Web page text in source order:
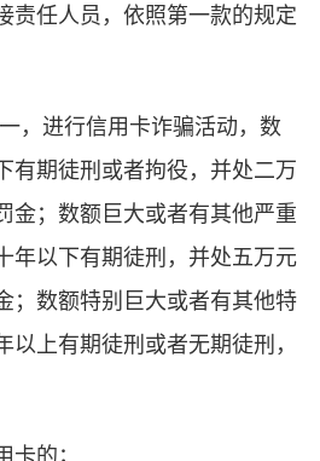
责任人员，依照第一款的规定
，进行信用卡诈骗活动，数
有期徒刑或者拘役，并处二万
金；数额巨大或者有其他严重
年以下有期徒刑，并处五万元
；数额特别巨大或者有其他特
以上有期徒刑或者无期徒刑，
用卡的；